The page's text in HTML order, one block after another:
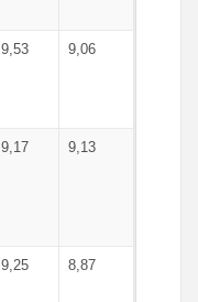
9,53 9,06
9,17 9,13
9,25 8,87